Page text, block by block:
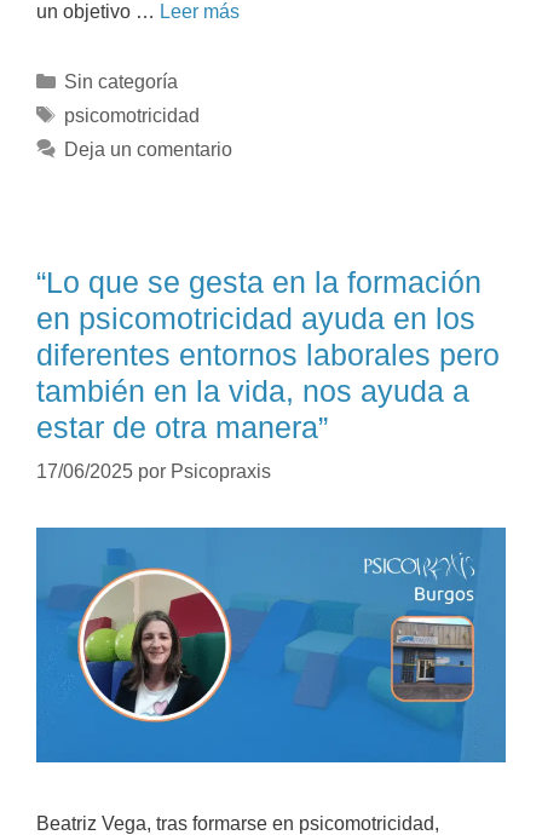
un objetivo … Leer más
Sin categoría
psicomotricidad
Deja un comentario
“Lo que se gesta en la formación
en psicomotricidad ayuda en los
diferentes entornos laborales pero
también en la vida, nos ayuda a
estar de otra manera”
17/06/2025 por Psicopraxis
Beatriz Vega, tras formarse en psicomotricidad,